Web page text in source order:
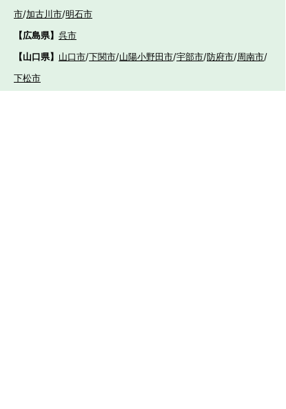
市/加古川市/明石市
【広島県】 呉市
【山口県】 山口市/下関市/山陽小野田市/宇部市/防府市/周南市/
下松市